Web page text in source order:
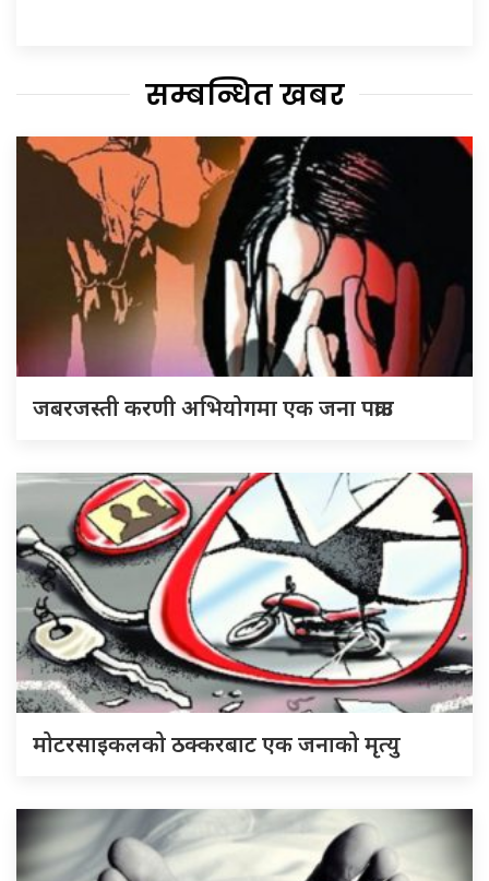
सम्बन्धित खबर
जबरजस्ती करणी अभियोगमा एक जना पक्राउ
मोटरसाइकलको ठक्करबाट एक जनाको मृत्यु